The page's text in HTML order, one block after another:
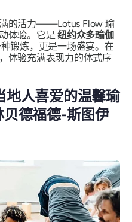
的活力——Lotus Flow 瑜
体验。它是纽约众多瑜伽
锻炼，更是一场盛宴。在
体验充满表现力的体式序
人喜爱的温馨瑜
德福德-斯图伊